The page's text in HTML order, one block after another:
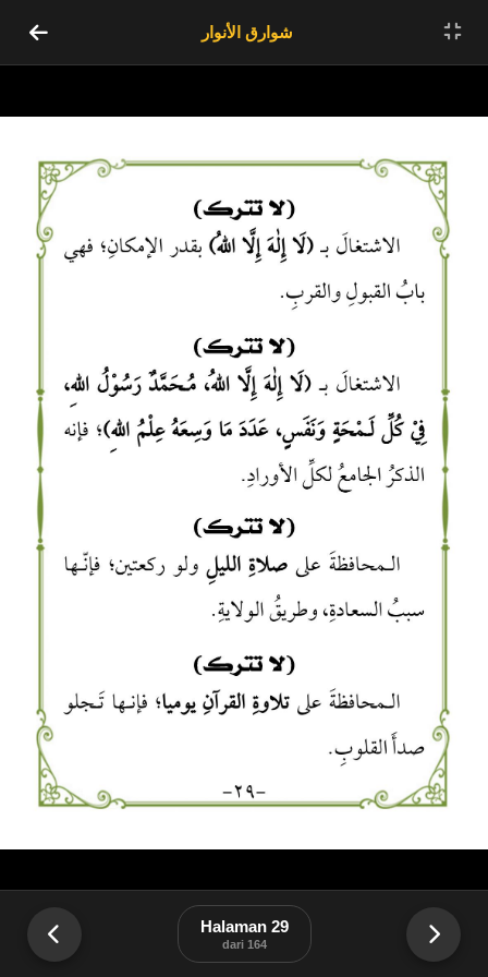
شوارق الأنوار
Halaman 29
dari 164